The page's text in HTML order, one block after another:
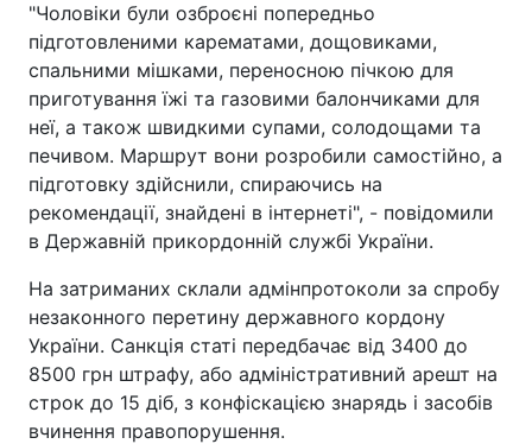
"Чоловіки були озброєні попередньо
підготовленими карематами, дощовиками,
спальними мішками, переносною пічкою для
приготування їжі та газовими балончиками для
неї, а також швидкими супами, солодощами та
печивом. Маршрут вони розробили самостійно, а
підготовку здійснили, спираючись на
рекомендації, знайдені в інтернеті", - повідомили
в Державній прикордонній службі України.
На затриманих склали адмінпротоколи за спробу
незаконного перетину державного кордону
України. Санкція статі передбачає від 3400 до
8500 грн штрафу, або адміністративний арешт на
строк до 15 діб, з конфіскацією знарядь і засобів
вчинення правопорушення.